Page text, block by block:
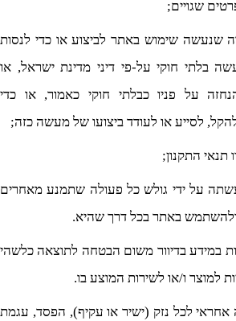
שגויים;
שנעשה שימוש באתר לביצוע או כדי לנסות
בלתי חוקי על-פי דיני מדינת ישראל, או
על פניו כבלתי חוקי כאמור, או כדי
, לסייע או לעודד ביצועו של מעשה כזה;
תנאי התקנון;
על ידי גולש כל פעולה שתמנע מאחרים
באתר בכל דרך שהיא.
במידע בדיוור משום הבטחה לתוצאה כלשהי
למוצר ו/או לשירות המוצע בו.
אחראי לכל נזק (ישיר או עקיף), הפסד, עגמת